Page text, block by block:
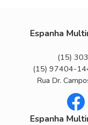
Espanha
(15)
(15) 97404-
Rua Dr.
Espanha